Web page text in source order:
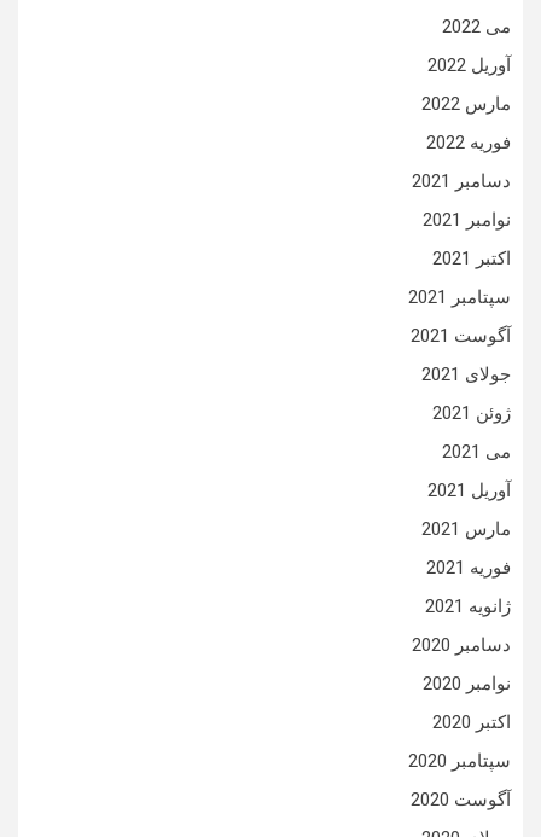
می 2022
آوریل 2022
مارس 2022
فوریه 2022
دسامبر 2021
نوامبر 2021
اکتبر 2021
سپتامبر 2021
آگوست 2021
جولای 2021
ژوئن 2021
می 2021
آوریل 2021
مارس 2021
فوریه 2021
ژانویه 2021
دسامبر 2020
نوامبر 2020
اکتبر 2020
سپتامبر 2020
آگوست 2020